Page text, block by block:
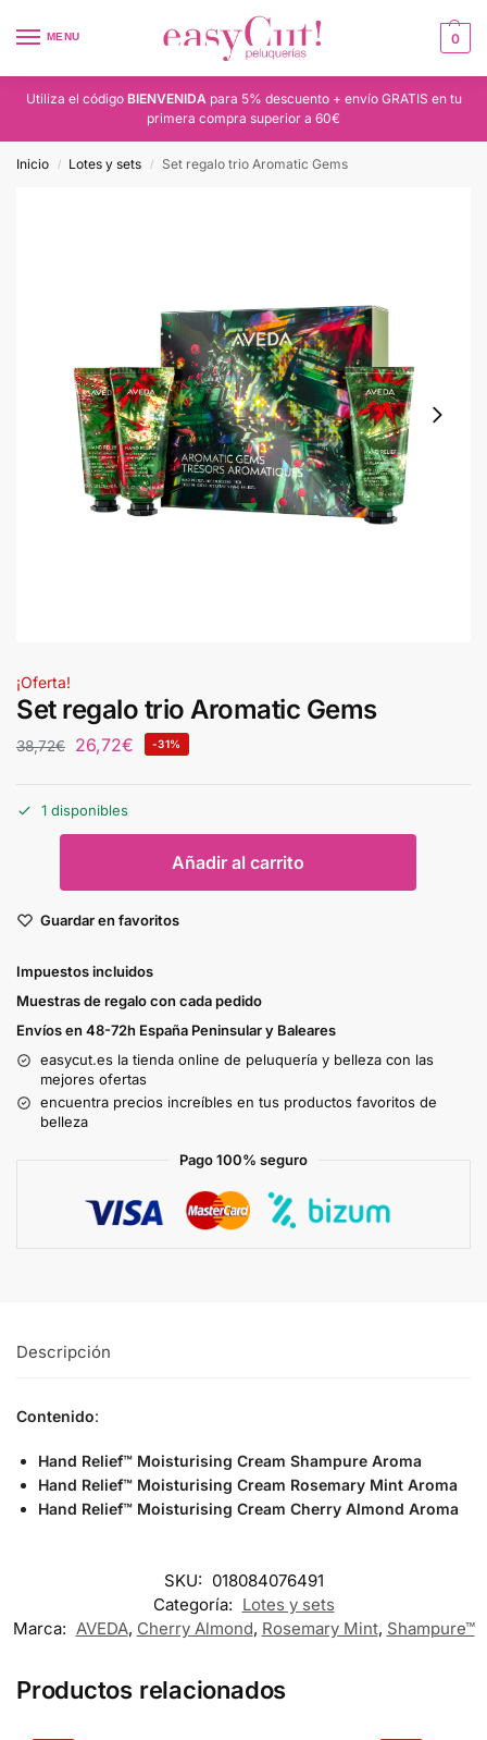
MENU 0
Utiliza el código BIENVENIDApara 5% descuento + envío GRATIS en tu
primera compra superior a 60€
Inicio / Lotes y sets / Set regalo trio Aromatic Gems
¡Oferta!
Set regalo trio Aromatic Gems
38,72€ 26,72€ -31%
1 disponibles
Añadir al carrito
Guardar en favoritos
Impuestos incluidos
Muestras de regalo con cada pedido
Envíos en 48-72h España Peninsular y Baleares
easycut.es la tienda online de peluquería y belleza con las
mejores ofertas
encuentra precios increíbles en tus productos favoritos de
belleza
Pago 100% seguro
Descripción
Contenido:
Hand Relief™ Moisturising Cream Shampure Aroma
Hand Relief™ Moisturising Cream Rosemary Mint Aroma
Hand Relief™ Moisturising Cream Cherry Almond Aroma
SKU: 018084076491
Categoría: Lotes y sets
Marca: AVEDA, Cherry Almond, Rosemary Mint, Shampure™
Productos relacionados